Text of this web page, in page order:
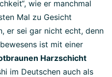
wie er manchmal
Mal zu Gesicht
er sei gar nicht echt, denn
ist mit einer
Harzschicht
im Deutschen auch als